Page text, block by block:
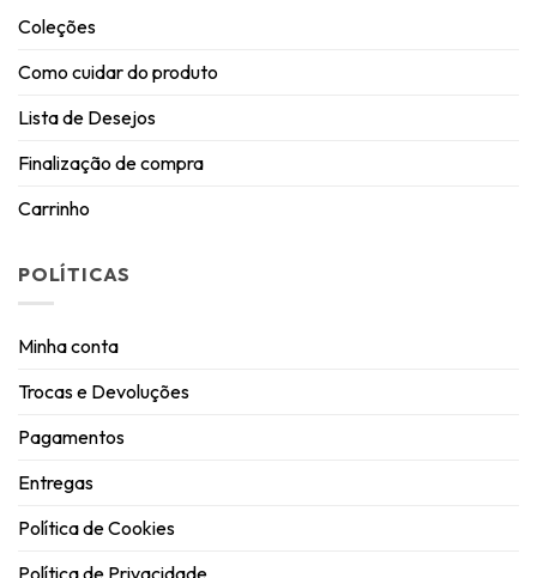
Coleções
Como cuidar do produto
Lista de Desejos
Finalização de compra
Carrinho
POLÍTICAS
Minha conta
Trocas e Devoluções
Pagamentos
Entregas
Política de Cookies